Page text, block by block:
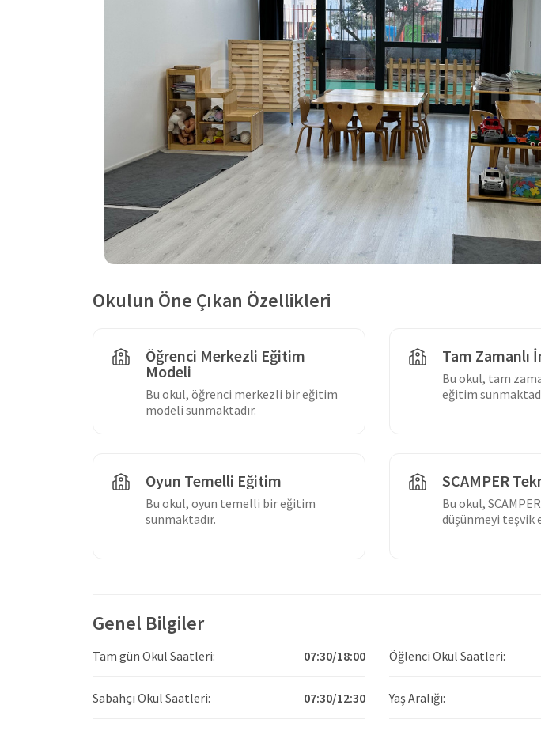
Okulun Öne Çıkan Özellikleri
Öğrenci Merkezli Eğitim
Modeli
Bu okul, öğrenci merkezli bir eğitim
modeli sunmaktadır.
Tam Zamanlı
Bu okul, tam
eğitim
Oyun Temelli Eğitim
Bu okul, oyun temelli bir eğitim
sunmaktadır.
SCAMPER
Bu okul,
düşünmeyi teşvik
Genel Bilgiler
Tam gün Okul Saatleri: 07:30/18:00 Öğlenci Okul Saatleri:
Sabahçı Okul Saatleri: 07:30/12:30 Yaş Aralığı: